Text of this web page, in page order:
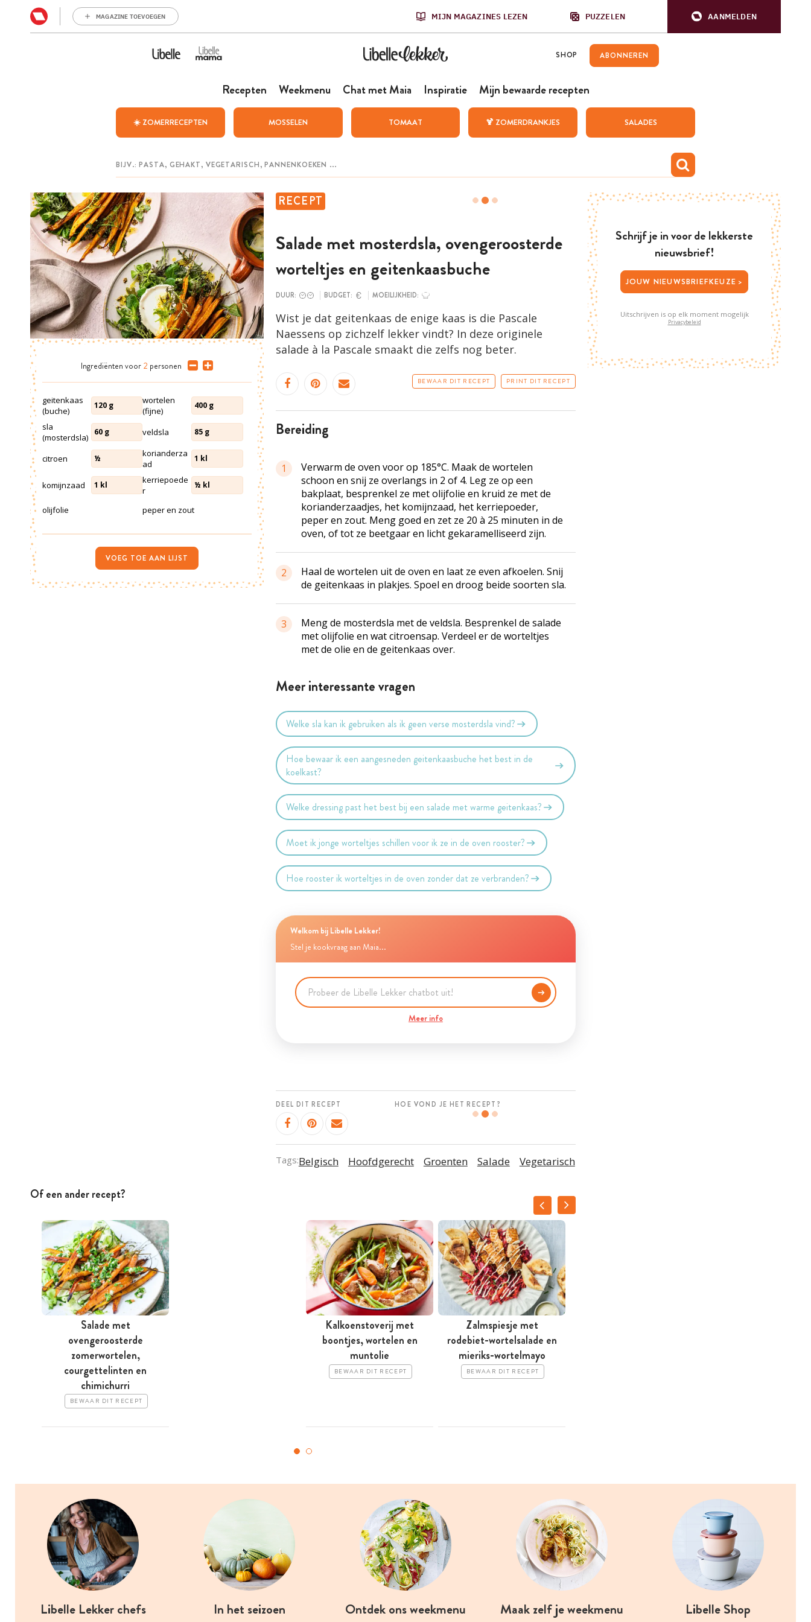
MAGAZINE TOEVOEGEN MIJN MAGAZINES LEZEN PUZZELEN AANMELDEN
SHOP ABONNEREN
Recepten Weekmenu Chat met Maia Inspiratie Mijn bewaarde recepten
☀️ ZOMERRECEPTEN MOSSELEN TOMAAT 🍹 ZOMERDRANKJES SALADES
RECEPT
Salade met mosterdsla, ovengeroosterde
worteltjes en geitenkaasbuche
DUUR: BUDGET: MOEILIJKHEID:
Wist je dat geitenkaas de enige kaas is die Pascale
Naessens op zichzelf lekker vindt? In deze originele
salade à la Pascale smaakt die zelfs nog beter.
BEWAAR DIT RECEPT PRINT DIT RECEPT
bereiding
1
Verwarm de oven voor op 185°C. Maak de wortelen
schoon en snij ze overlangs in 2 of 4. Leg ze op een
bakplaat, besprenkel ze met olijfolie en kruid ze met de
korianderzaadjes, het komijnzaad, het kerriepoeder,
peper en zout. Meng goed en zet ze 20 à 25 minuten in de
oven, of tot ze beetgaar en licht gekaramelliseerd zijn.
2
Haal de wortelen uit de oven en laat ze even afkoelen. Snij
de geitenkaas in plakjes. Spoel en droog beide soorten sla.
3
Meng de mosterdsla met de veldsla. Besprenkel de salade
met olijfolie en wat citroensap. Verdeel er de worteltjes
met de olie en de geitenkaas over.
Meer interessante vragen
Welke sla kan ik gebruiken als ik geen verse mosterdsla vind?
Hoe bewaar ik een aangesneden geitenkaasbuche het best in de
koelkast?
Welke dressing past het best bij een salade met warme geitenkaas?
Moet ik jonge worteltjes schillen voor ik ze in de oven rooster?
Hoe rooster ik worteltjes in de oven zonder dat ze verbranden?
Welkom bij Libelle Lekker!
Stel je kookvraag aan Maia...
Meer info
DEEL DIT RECEPT HOE VOND JE HET RECEPT?
Tags:Belgisch Hoofdgerecht Groenten Salade Vegetarisch
Ingrediënten voor 2 personen
geitenkaas
(buche)
120 g
wortelen
(fijne)
400 g
sla
(mosterdsla)
60 g veldsla 85 g
citroen ½
korianderza
ad
1 kl
komijnzaad 1 kl
kerriepoede
r
½ kl
olijfolie peper en zout
VOEG TOE AAN LIJST
Of een ander recept?
Salade met
ovengeroosterde
zomerwortelen,
courgettelinten en
chimichurri
BEWAAR DIT RECEPT
Kalkoenstoverij met
boontjes, wortelen en
muntolie
BEWAAR DIT RECEPT
Zalmspiesje met
rodebiet-wortelsalade en
mieriks-wortelmayo
BEWAAR DIT RECEPT
Schrijf je in voor de lekkerste
nieuwsbrief!
JOUW NIEUWSBRIEFKEUZE >
Uitschrijven is op elk moment mogelijk
Privacybeleid
Libelle Lekker chefs In het seizoen Ontdek ons weekmenu Maak zelf je weekmenu Libelle Shop